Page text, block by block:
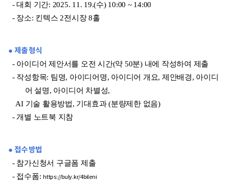
- 대회 기간: 2025. 11. 19.(수) 10:00 ~ 14:00
- 장소: 킨텍스 2전시장 8홀
● 제출 형식
- 아이디어 제안서를 오전 시간(약 50분) 내에 작성하여 제출
- 작성항목: 팀명, 아이디어명, 아이디어 개요, 제안배경, 아이디
어 설명, 아이디어 차별성,
AI 기술 활용방법, 기대효과 (분량제한 없음)
- 개별 노트북 지참
● 접수 방법
- 참가신청서 구글폼 제출
- 접수폼:https://buly.kr/4bileni